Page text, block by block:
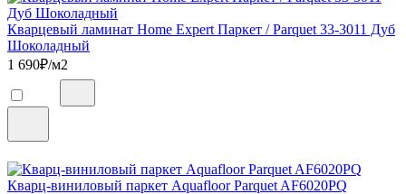
Кварцевый ламинат Home Expert Паркет / Parquet 33-3011 Дуб
Шоколадный
1 690₽/м2
Кварц-виниловый паркет Aquafloor Parquet AF6020PQ